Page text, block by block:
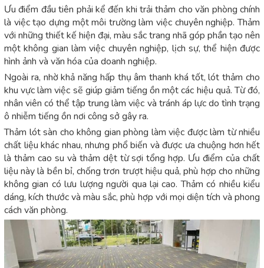
Ưu điểm đầu tiên phải kể đến khi trải thảm cho văn phòng chính
là việc tạo dựng một môi trường làm việc chuyên nghiệp. Thảm
với những thiết kế hiện đại, màu sắc trang nhã góp phần tạo nên
một không gian làm việc chuyên nghiệp, lịch sự, thể hiện được
hình ảnh và văn hóa của doanh nghiệp.
Ngoài ra, nhờ khả năng hấp thụ âm thanh khá tốt, lót thảm cho
khu vực làm việc sẽ giúp giảm tiếng ồn một các hiệu quả. Từ đó,
nhân viên có thể tập trung làm việc và tránh áp lực do tình trạng
ô nhiễm tiếng ồn nơi công sở gây ra.
Thảm lót sàn cho không gian phòng làm việc được làm từ nhiều
chất liệu khác nhau, nhưng phổ biến và được ưa chuộng hơn hết
là thảm cao su và thảm dệt từ sợi tổng hợp. Ưu điểm của chất
liệu này là bền bỉ, chống trơn trượt hiệu quả, phù hợp cho những
không gian có lưu lượng người qua lại cao. Thảm có nhiều kiểu
dáng, kích thước và màu sắc, phù hợp với mọi diện tích và phong
cách văn phòng.